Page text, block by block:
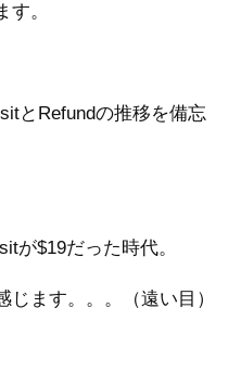
。
とRefundの推移を備忘
$19だった時代。
ます。。。（遠い目）